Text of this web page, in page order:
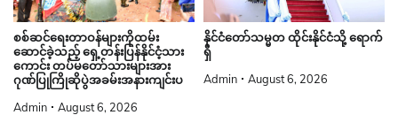
စစ်ဆင်ရေးတာဝန်များကိုထမ်း
ဆောင်ခဲ့သည့် ရှေ့တန်းပြန်နိုင်ငံ့သား
ကောင်း တပ်မတော်သားများအား
ဂုဏ်ပြုကြိုဆိုပွဲအခမ်းအနားကျင်းပ
Admin August 6, 2026
နိုင်ငံတော်သမ္မတ ထိုင်းနိုင်ငံသို့ ရောက်
ရှိ
Admin August 6, 2026